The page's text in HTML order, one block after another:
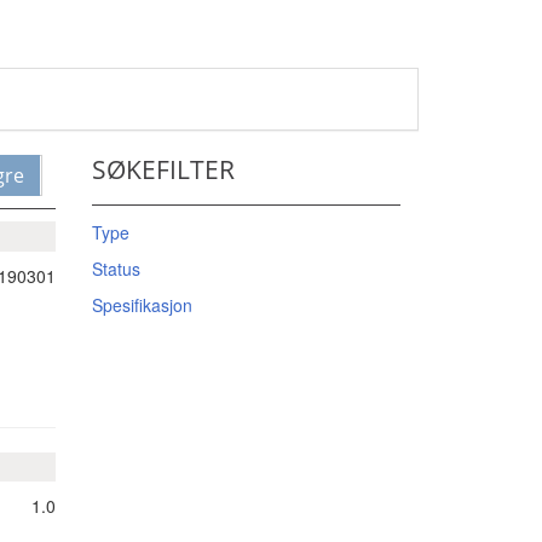
1.0
SØKEFILTER
Type
Status
Spesifikasjon